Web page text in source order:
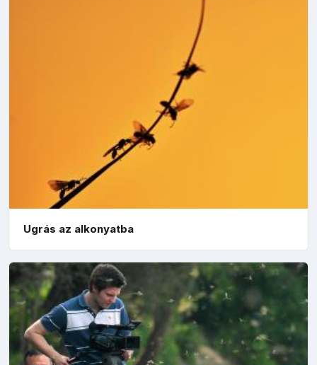
Ugrás az alkonyatba